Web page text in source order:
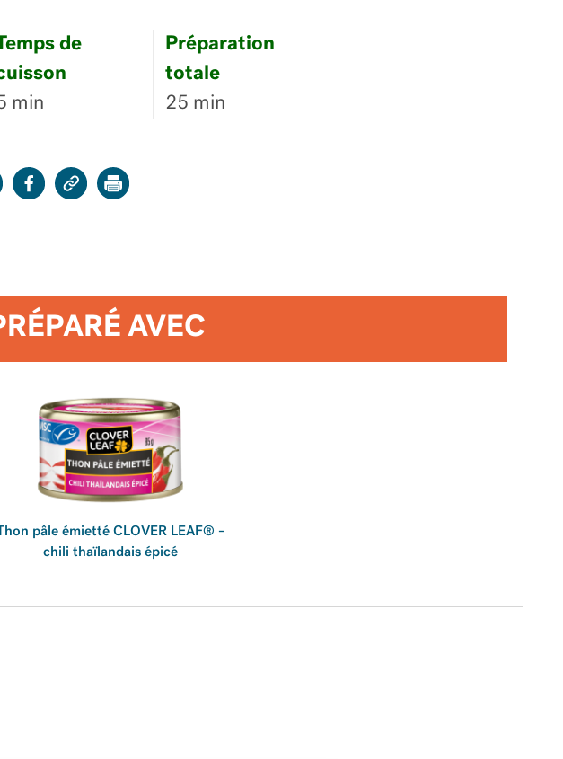
de
min
Préparation
totale
25 min
AVEC
pâle émietté CLOVER LEAF® –
chili thaïlandais épicé